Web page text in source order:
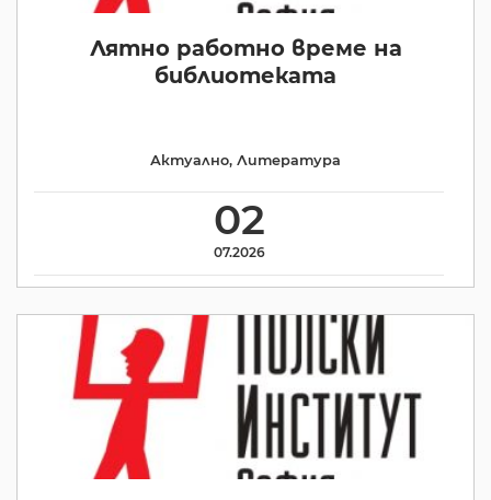
Лятно работно време на
библиотеката
02
07.2026
Актуално, Литература